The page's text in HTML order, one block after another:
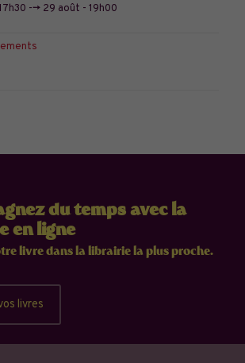
--> 29 août - 19h00
du temps avec la
en ligne
livre dans la librairie la plus proche.
livres